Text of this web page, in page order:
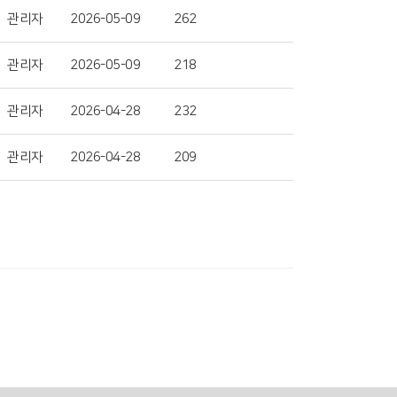
관리자 2026-05-09 262
관리자 2026-05-09 218
관리자 2026-04-28 232
관리자 2026-04-28 209